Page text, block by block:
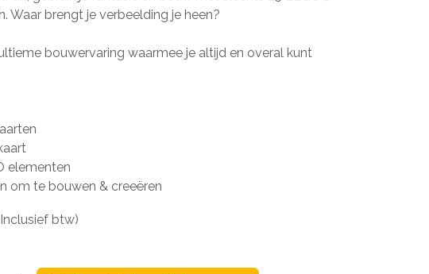
Waar brengt je verbeelding je heen?
bouwervaring waarmee je altijd en overal kunt
elementen
om te bouwen & creeëren
btw)